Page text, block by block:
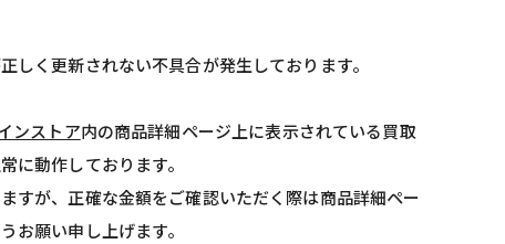
しく更新されない不具合が発生しております。
ンストア内の商品詳細ページ上に表示されている買取
に動作しております。
すが、正確な金額をご確認いただく際は商品詳細ペー
お願い申し上げます。